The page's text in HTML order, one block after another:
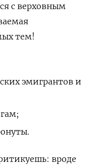
с верховным
тем!
эмигрантов и
вроде